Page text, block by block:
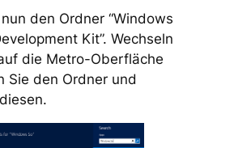
den Ordner “Windows
Kit”. Wechseln
die Metro-Oberfläche
Sie den Ordner und